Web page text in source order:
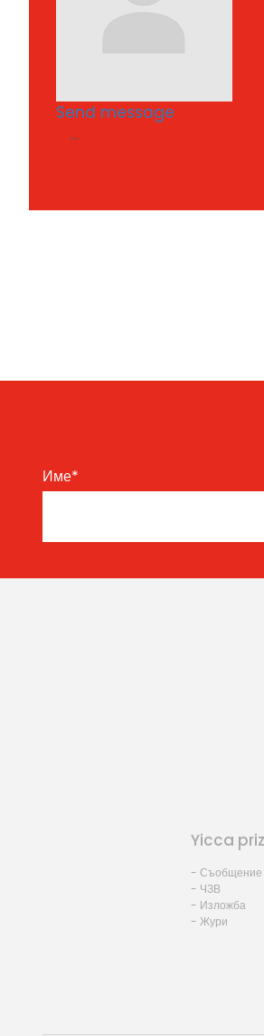
Send message
...
Име*
Yicca
- Съобщение
- ЧЗВ
- Изложба
- Жури